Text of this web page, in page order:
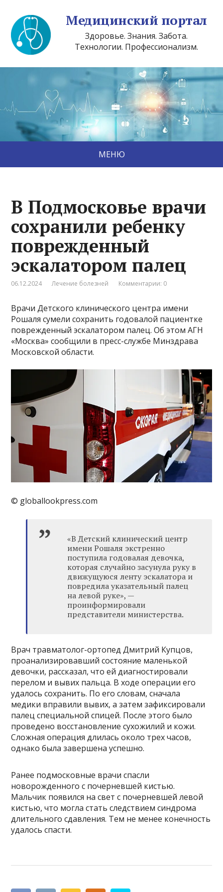
Медицинский портал
Здоровье. Знания. Забота.
Технологии. Профессионализм.
МЕНЮ
В Подмосковье врачи
сохранили ребенку
поврежденный
эскалатором палец
06.12.2024 Лечение болезней Комментарии: 0
Врачи Детского клинического центра имени
Рошаля сумели сохранить годовалой пациентке
поврежденный эскалатором палец. Об этом АГН
«Москва» сообщили в пресс-службе Минздрава
Московской области.
© globallookpress.com
«В Детский клинический центр
имени Рошаля экстренно
поступила годовалая девочка,
которая случайно засунула руку в
движущуюся ленту эскалатора и
повредила указательный палец
на левой руке», —
проинформировали
представители министерства.
Врач травматолог-ортопед Дмитрий Купцов,
проанализировавший состояние маленькой
девочки, рассказал, что ей диагностировали
перелом и вывих пальца. В ходе операции его
удалось сохранить. По его словам, сначала
медики вправили вывих, а затем зафиксировали
палец специальной спицей. После этого было
проведено восстановление сухожилий и кожи.
Сложная операция длилась около трех часов,
однако была завершена успешно.
Ранее подмосковные врачи спасли
новорожденного с почерневшей кистью.
Мальчик появился на свет с почерневшей левой
кистью, что могла стать следствием синдрома
длительного сдавления. Тем не менее конечность
удалось спасти.